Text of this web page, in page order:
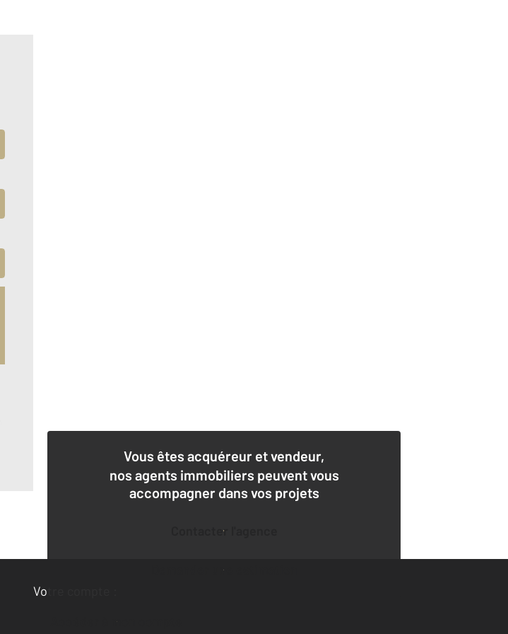
Vous êtes acquéreur et vendeur,
nos agents immobiliers peuvent vous
accompagner dans vos projets
Contacter l'agence
Demander une estimation
Votre compte :
Accéder à mon compte